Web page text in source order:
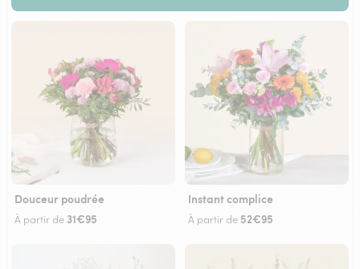
Douceur poudrée
À partir de 31€95
Instant complice
À partir de 52€95